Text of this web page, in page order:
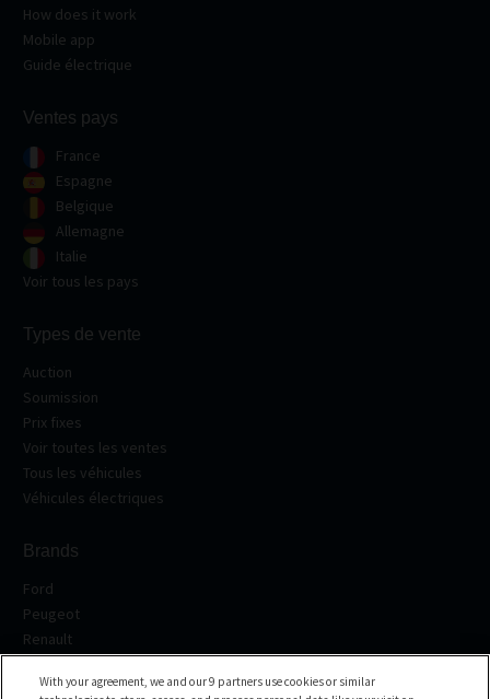
How does it work
Mobile app
Guide électrique
Ventes pays
France
Espagne
Belgique
Allemagne
Italie
Voir tous les pays
Types de vente
Auction
Soumission
Prix fixes
Voir toutes les ventes
Tous les véhicules
Véhicules électriques
Brands
Ford
Peugeot
Renault
BMW
With your agreement, we and our 9 partners use cookies or similar